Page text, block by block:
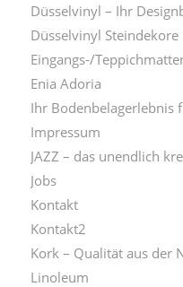
Düsselvinyl – Ihr
Düsselvinyl Steindekore
Eingangs-/
Enia Adoria
Ihr Bodenbelagerlebnis
Impressum
JAZZ – das unendlich
Jobs
Kontakt
Kontakt2
Kork – Qualität aus der
Linoleum